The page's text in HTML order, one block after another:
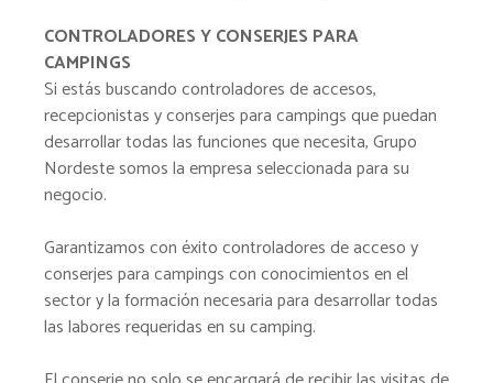
CONTROLADORES Y CONSERJES PARA
CAMPINGS
Si estás buscando controladores de accesos,
recepcionistas y conserjes para campings que puedan
desarrollar todas las funciones que necesita, Grupo
Nordeste somos la empresa seleccionada para su
negocio.
Garantizamos con éxito controladores de acceso y
conserjes para campings con conocimientos en el
sector y la formación necesaria para desarrollar todas
las labores requeridas en su camping.